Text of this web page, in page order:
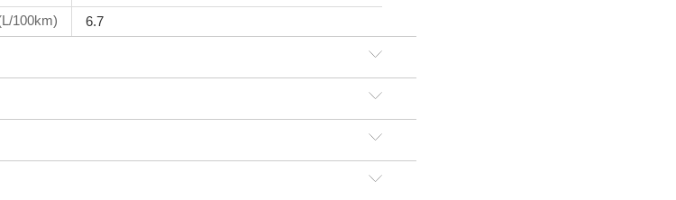
100km)
6.7